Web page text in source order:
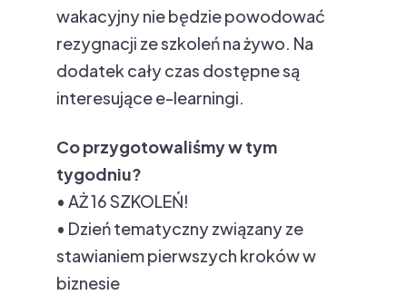
wakacyjny nie będzie powodować
rezygnacji ze szkoleń na żywo. Na
dodatek cały czas dostępne są
interesujące e-learningi.
Co przygotowaliśmy w tym
tygodniu?
• AŻ 16 SZKOLEŃ!
• Dzień tematyczny związany ze
stawianiem pierwszych kroków w
biznesie